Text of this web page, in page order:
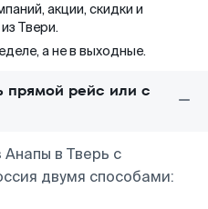
акции, скидки и
Твери.
а не в выходные.
прямой рейс или с
в Тверь с
двумя способами: